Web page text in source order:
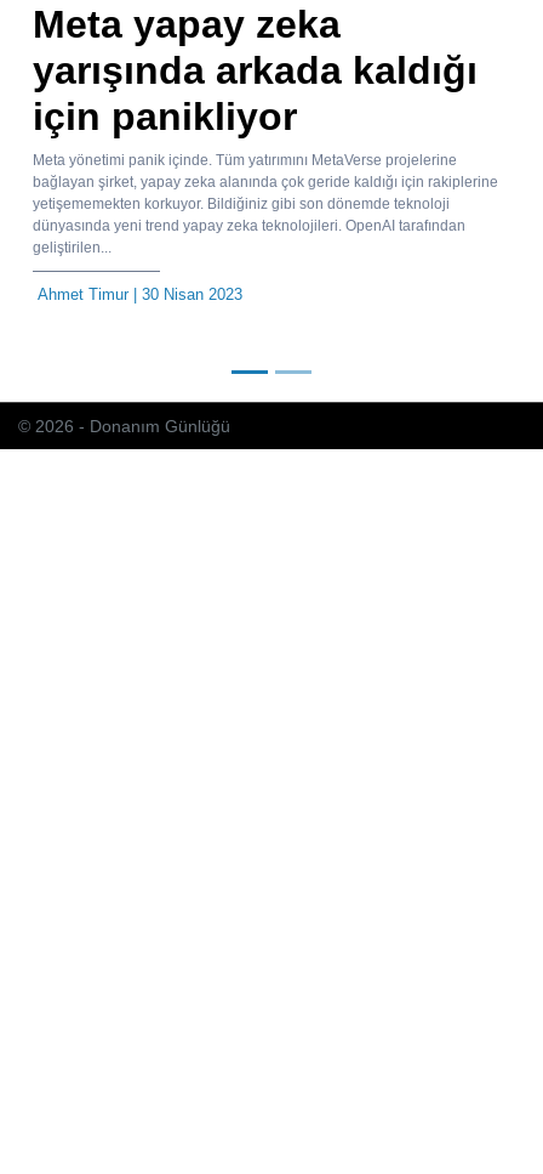
Meta yapay zeka
yarışında arkada kaldığı
için panikliyor
Meta yönetimi panik içinde. Tüm yatırımını MetaVerse projelerine
bağlayan şirket, yapay zeka alanında çok geride kaldığı için rakiplerine
yetişememekten korkuyor. Bildiğiniz gibi son dönemde teknoloji
dünyasında yeni trend yapay zeka teknolojileri. OpenAI tarafından
geliştirilen...
Ahmet Timur| 30 Nisan 2023
© 2026 - Donanım Günlüğü